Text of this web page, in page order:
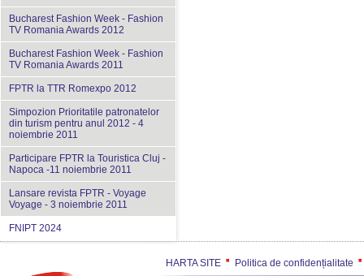
Bucharest Fashion Week - Fashion
TV Romania Awards 2012
Bucharest Fashion Week - Fashion
TV Romania Awards 2011
FPTR la TTR Romexpo 2012
Simpozion Prioritatile patronatelor
din turism pentru anul 2012 - 4
noiembrie 2011
Participare FPTR la Touristica Cluj -
Napoca -11 noiembrie 2011
Lansare revista FPTR - Voyage
Voyage - 3 noiembrie 2011
FNIPT 2024
HARTA SITE Politica de confidențialitate